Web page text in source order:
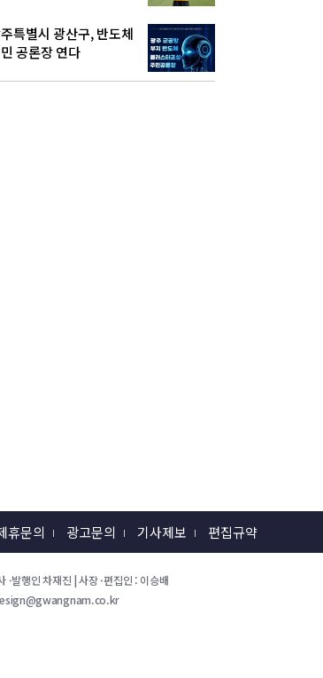
특별시 광산구, 반도체
공론장 연다
휴문의 광고문의 기사제보 편집규약
발행인 차재진 | 사장 ·편집인 : 이승배
design@gwangnam.co.kr